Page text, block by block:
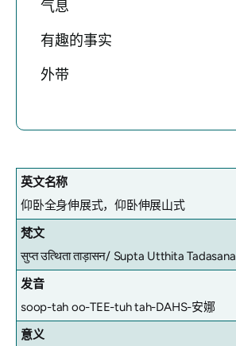
气息
有趣的事实
外带
英文名称
仰卧全身伸展式，仰卧伸展山式
梵文
सुप्त उत्थिता ताड़ासन/ Supta Utthita Tadasana
发音
soop-tah oo-TEE-tuh tah-DAHS-安娜
意义